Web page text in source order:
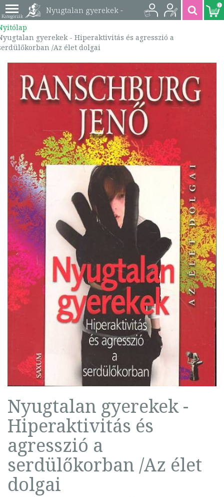
Nyugtalan gyerekek -
agresszió a
serdülőkorban /Az élet
dolgai |
9789632480855
0
gyerekek - Hiperaktivitás és agresszió a
/Az élet dolgai
Nyugtalan gyerekek -
Hiperaktivitás és
agresszió a
serdülőkorban /Az élet
dolgai